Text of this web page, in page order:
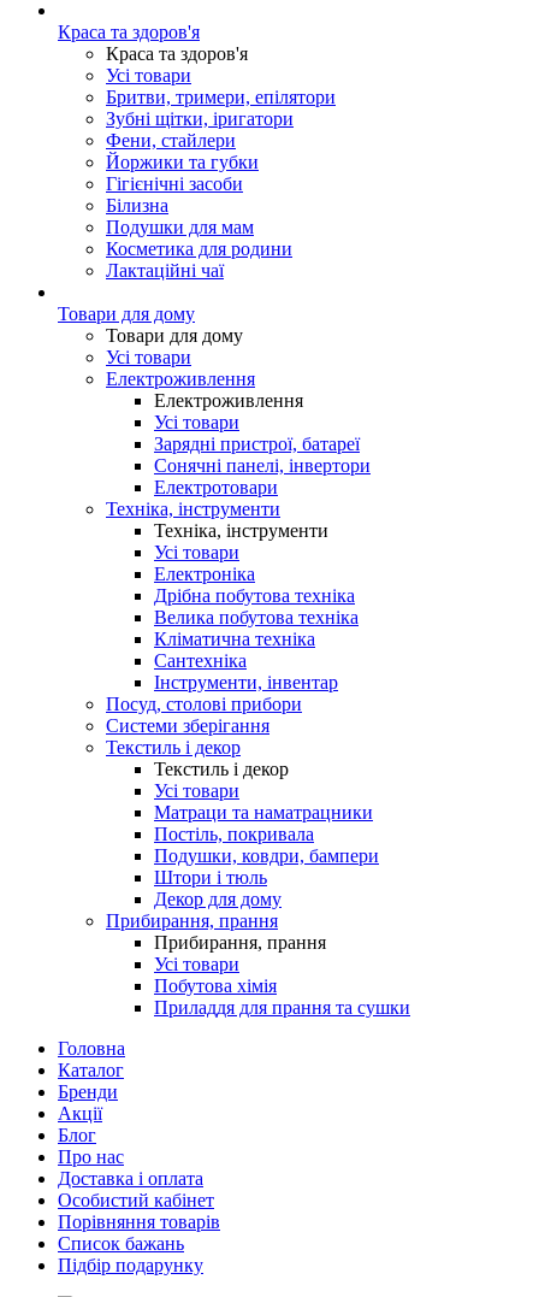
Краса та здоров'я
Краса та здоров'я
Усі товари
Бритви, тримери, епілятори
Зубні щітки, іригатори
Фени, стайлери
Йоржики та губки
Гігієнічні засоби
Білизна
Подушки для мам
Косметика для родини
Лактаційні чаї
Товари для дому
Товари для дому
Усі товари
Електроживлення
Електроживлення
Усі товари
Зарядні пристрої, батареї
Сонячні панелі, інвертори
Електротовари
Техніка, інструменти
Техніка, інструменти
Усі товари
Електроніка
Дрібна побутова техніка
Велика побутова техніка
Кліматична техніка
Сантехніка
Інструменти, інвентар
Посуд, столові прибори
Системи зберігання
Текстиль і декор
Текстиль і декор
Усі товари
Матраци та наматрацники
Постіль, покривала
Подушки, ковдри, бампери
Штори і тюль
Декор для дому
Прибирання, прання
Прибирання, прання
Усі товари
Побутова хімія
Приладдя для прання та сушки
Головна
Каталог
Бренди
Акції
Блог
Про нас
Доставка і оплата
Особистий кабінет
Порівняння товарів
Список бажань
Підбір подарунку